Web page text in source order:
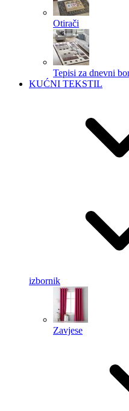
Otirači
Tepisi za dnevni
KUĆNI TEKSTIL
izbornik
Zavjese